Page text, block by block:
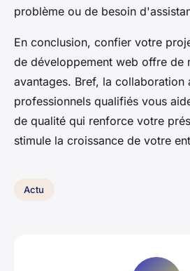
problème ou de besoin
En conclusion, confier votre
de développement web offre de
avantages. Bref, la collaboration
professionnels qualifiés vous
de qualité qui renforce votre
stimule la croissance de votre
Actu